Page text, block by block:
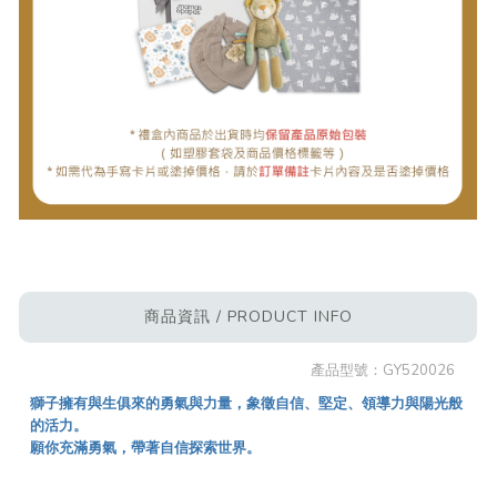
商品資訊 / PRODUCT INFO
產品型號： GY520026
獅子擁有與生俱來的勇氣與力量，象徵自信、堅定、領導力與陽光般
的活力。
願你充滿勇氣，帶著自信探索世界。